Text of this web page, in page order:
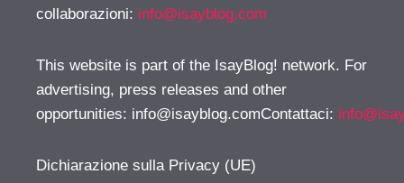
collaborazioni: info@isayblog.com
This website is part of the IsayBlog! network. For
advertising, press releases and other
opportunities: info@isayblog.comContattaci:
Dichiarazione sulla Privacy (UE)